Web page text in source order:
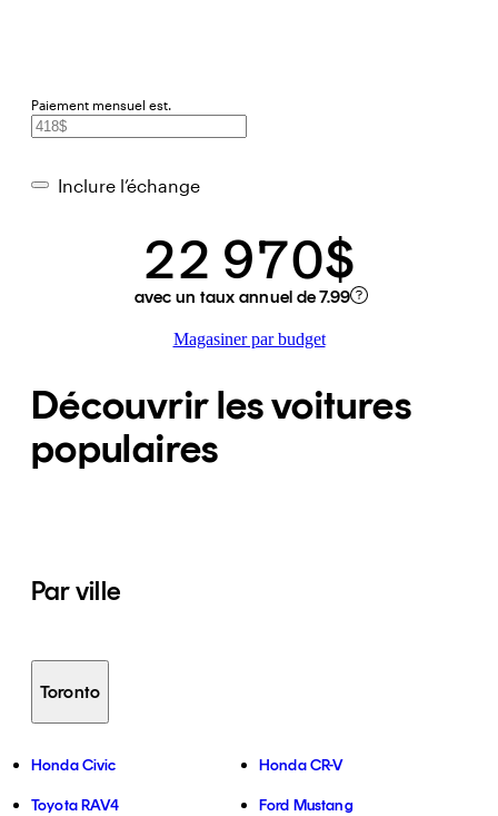
Magasiner par budget
Paiement mensuel est.
Inclure l’échange
22 970$
avec un taux annuel de 7.99
Découvrir les voitures
populaires
Par ville
Toronto
Honda Civic Honda CR-V
Toyota RAV4 Ford Mustang